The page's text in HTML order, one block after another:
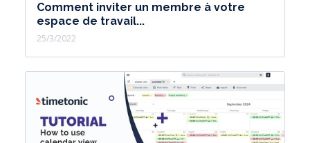
Comment inviter un membre à votre
espace de travail...
25/3/2022